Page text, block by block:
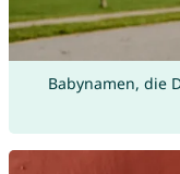
Babynamen, die